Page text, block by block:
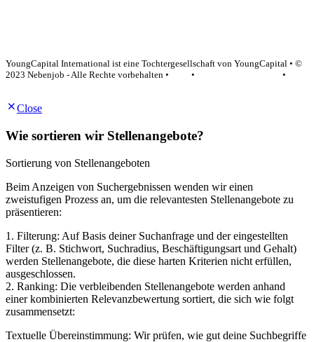
YoungCapital International ist eine Tochtergesellschaft von YoungCapital • ©
2023 Nebenjob - Alle Rechte vorbehalten •
•
•
Close
Wie sortieren wir Stellenangebote?
Sortierung von Stellenangeboten
Beim Anzeigen von Suchergebnissen wenden wir einen
zweistufigen Prozess an, um die relevantesten Stellenangebote zu
präsentieren:
1. Filterung: Auf Basis deiner Suchanfrage und der eingestellten
Filter (z. B. Stichwort, Suchradius, Beschäftigungsart und Gehalt)
werden Stellenangebote, die diese harten Kriterien nicht erfüllen,
ausgeschlossen.
2. Ranking: Die verbleibenden Stellenangebote werden anhand
einer kombinierten Relevanzbewertung sortiert, die sich wie folgt
zusammensetzt:
Textuelle Übereinstimmung: Wir prüfen, wie gut deine Suchbegriffe